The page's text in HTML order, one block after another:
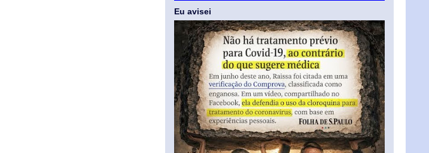
Eu avisei